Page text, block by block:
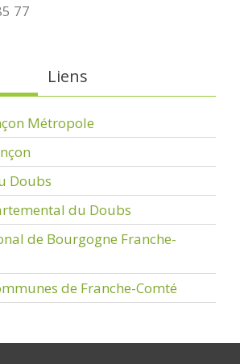
77
Liens
Métropole
Doubs
du Doubs
de Bourgogne Franche-
de Franche-Comté